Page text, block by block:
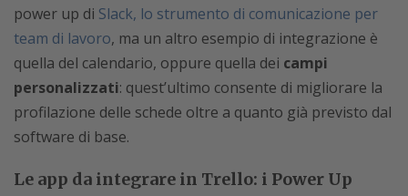
power up di Slack, lo strumento di comunicazione per
team di lavoro, ma un altro esempio di integrazione è
quella del calendario, oppure quella dei campi
personalizzati: quest’ultimo consente di migliorare la
profilazione delle schede oltre a quanto già previsto dal
software di base.
Le app da integrare in Trello: i Power Up